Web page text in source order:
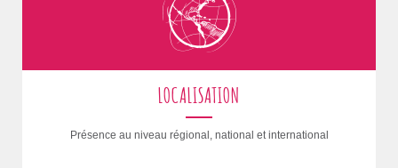
LOCALISATION
Présence au niveau régional, national et international